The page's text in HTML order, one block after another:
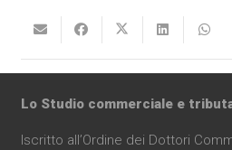
Lo Studio commerciale e
Iscritto all’Ordine dei Dottori